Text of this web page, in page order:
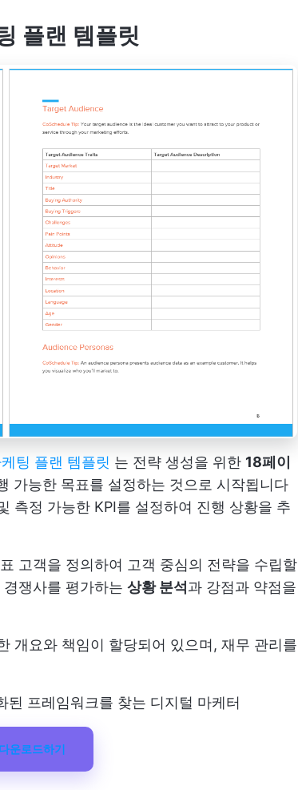
플랜 템플릿
팅 플랜 템플릿 는 전략 생성을 위한 18페이
가능한 목표를 설정하는 것으로 시작됩니다
측정 가능한 KPI를 설정하여 진행 상황을 추
고객을 정의하여 고객 중심의 전략을 수립할
쟁사를 평가하는 상황 분석 과 강점과 약점을
개요와 책임이 할당되어 있으며, 재무 관리를
된 프레임워크를 찾는 디지털 마케터
운로드하기